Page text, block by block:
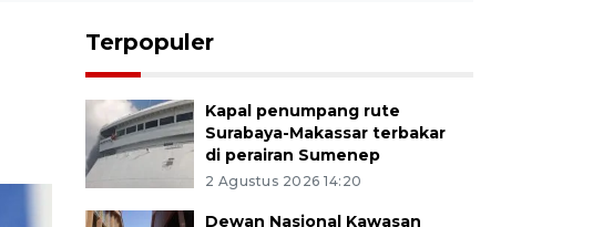
Terpopuler
Kapal penumpang rute
Surabaya-Makassar terbakar
di perairan Sumenep
2 Agustus 2026 14:20
Dewan Nasional Kawasan